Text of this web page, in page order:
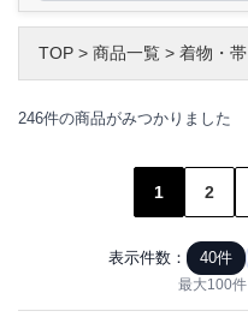
TOP > 商品一覧 > 着物・帯
246件の商品がみつかりました
1 2
表示件数： 40件
最大100